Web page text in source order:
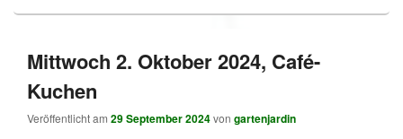
Mittwoch 2. Oktober 2024, Café-
Kuchen
Veröffentlicht am 29 September 2024von gartenjardin